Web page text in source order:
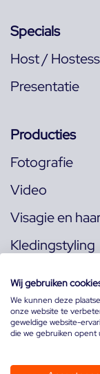
Specials
Host /
Presentatie
Producties
Fotografie
Video
Visagie en
Kledingstyling
Volg ons op:
Wij gebruiken
We kunnen deze
onze website te
geweldige website-
die we gebruiken opent